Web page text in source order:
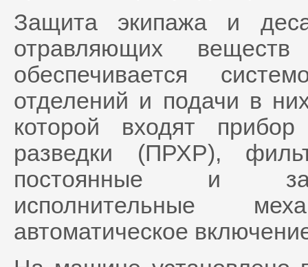
Защита экипажа и
отравляющих
обеспечивается
отделений и подачи в
которой входят
разведки (ПРХР),
постоянные и
исполнительные
автоматическое